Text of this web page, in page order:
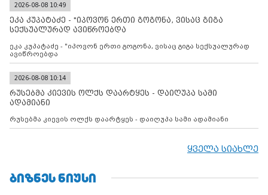
კონტროლს ოკუპირებულ რეგიონებში, აგრძელებს მათი
მილიტარიზაციის პროცესს და აქტიურად დგამს ნაბიჯებს მათი
ფაქტობრივი ანექსიისკენ
2026-08-08 10:49
ეკა კუპატაძე - "იპოვონ ერთი გოგონა, ვისაც გიგა
სექსუალურად ავიწროებდა
ეკა კუპატაძე - "იპოვონ ერთი გოგონა, ვისაც გიგა სექსუალურად
ავიწროებდა
2026-08-08 10:14
რუსებმა კიევის ოლქს დაარტყეს - დაიღუპა სამი
ადამიანი
რუსებმა კიევის ოლქს დაარტყეს - დაიღუპა სამი ადამიანი
ყველა სიახლე
ᲑᲘᲖᲜᲔᲡ ᲜᲘᲣᲡᲘ